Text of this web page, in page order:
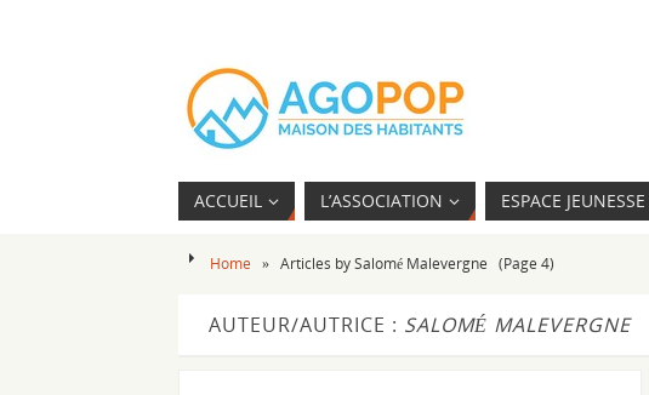
ACCUEIL L’ASSOCIATION ESPACE JEUNESSE
Home » Articles by Salomé Malevergne (Page 4)
AUTEUR/AUTRICE : SALOMÉ MALEVERGNE